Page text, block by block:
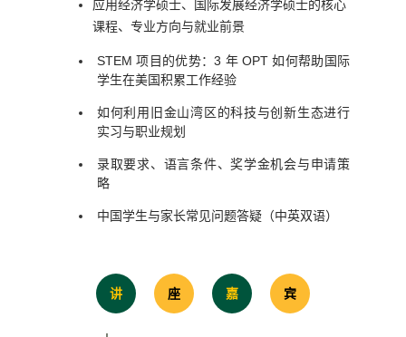
应用经济学硕士、 国际发展经济学硕士的核心
课程、专业方向与就业前景
STEM 项目的优势：3 年 OPT 如何帮助国际
学生在美国积累工作经验
如何利用旧金山湾区的科技与创新生态进行
实习与职业规划
录取要求、语言条件、奖学金机会与申请策
略
中国学生与家长常见问题答疑（中英双语）
讲 座 嘉 宾